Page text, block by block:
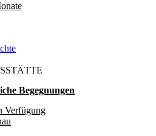
Begegnungen
Verfügung